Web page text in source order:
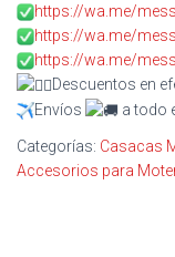
https://wa.me/
https://wa.me/
https://wa.me/
Descuentos en
Envíos
a todo
Categorías: Casacas
Accesorios para